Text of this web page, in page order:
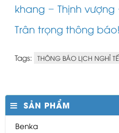
khang – Thịnh vượng
Trân trọng thông báo!
Tags: THÔNG BÁO LỊCH NGHỈ
SẢN PHẨM
Benka